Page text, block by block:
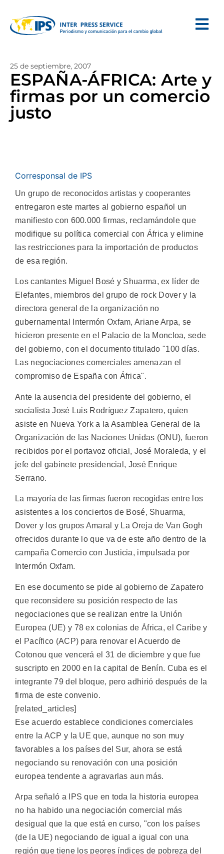
25 de septiembre, 2007
ESPAÑA-ÁFRICA: Arte y
firmas por un comercio
justo
Corresponsal de IPS
Un grupo de reconocidos artistas y cooperantes
entregaron este martes al gobierno español un
manifiesto con 600.000 firmas, reclamándole que
modifique su política comercial con África y elimine
las restricciones para la importación de productos
de esa región.
Los cantantes Miguel Bosé y Shuarma, ex líder de
Elefantes, miembros del grupo de rock Dover y la
directora general de la organización no
gubernamental Intermón Oxfam, Ariane Arpa, se
hicieron presente en el Palacio de la Moncloa, sede
del gobierno, con el documento titulado "100 días.
Las negociaciones comerciales amenazan el
compromiso de España con África".
Ante la ausencia del presidente del gobierno, el
socialista José Luis Rodríguez Zapatero, quien
asiste en Nueva York a la Asamblea General de la
Organización de las Naciones Unidas (ONU), fueron
recibidos por el portavoz oficial, José Moraleda, y el
jefe del gabinete presidencial, José Enrique
Serrano.
La mayoría de las firmas fueron recogidas entre los
asistentes a los conciertos de Bosé, Shuarma,
Dover y los grupos Amaral y La Oreja de Van Gogh
ofrecidos durante lo que va de este año dentro de la
campaña Comercio con Justicia, impulsada por
Intermón Oxfam.
En ese documento se pide al gobierno de Zapatero
que reconsidere su posición respecto de las
negociaciones que se realizan entre la Unión
Europea (UE) y 78 ex colonias de África, el Caribe y
el Pacífico (ACP) para renovar el Acuerdo de
Cotonou que vencerá el 31 de diciembre y que fue
suscripto en 2000 en la capital de Benín. Cuba es el
integrante 79 del bloque, pero adhirió después de la
firma de este convenio.
[related_articles]
Ese acuerdo establece condiciones comerciales
entre la ACP y la UE que, aunque no son muy
favorables a los países del Sur, ahora se está
negociando su renovación con una posición
europea tendente a agravarlas aun más.
Arpa señaló a IPS que en toda la historia europea
no ha habido una negociación comercial más
desigual que la que está en curso, "con los países
(de la UE) negociando de igual a igual con una
región que tiene los peores índices de pobreza del